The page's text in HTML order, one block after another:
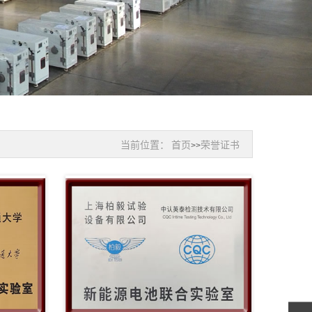
当前位置： 首页>>荣誉证书